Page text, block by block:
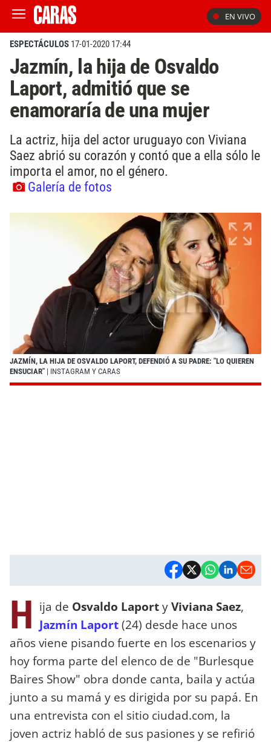
EN VIVO
ESPECTÁCULOS 17-01-2020 17:44
Jazmín, la hija de Osvaldo
Laport, admitió que se
enamoraría de una mujer
La actriz, hija del actor uruguayo con Viviana
Saez abrió su corazón y contó que a ella sólo le
importa el amor, no el género.
Galería de fotos
JAZMÍN, LA HIJA DE OSVALDO LAPORT, DEFENDIÓ A SU PADRE: "LO QUIEREN
ENSUCIAR" | INSTAGRAM Y CARAS
H ija de Osvaldo LaportyViviana Saez,
Jazmín Laport(24) desde hace unos
años viene pisando fuerte en los escenarios y
hoy forma parte del elenco de de "Burlesque
Baires Show" obra donde canta, baila y actúa
junto a su mamá y es dirigida por su papá. En
una entrevista con el sitio ciudad.com, la
joven actriz habló de sus pasiones y se refirió